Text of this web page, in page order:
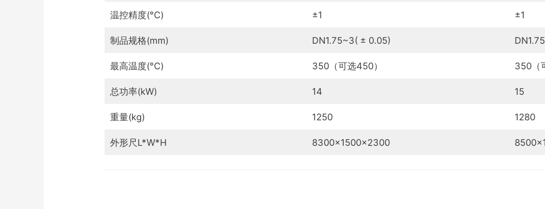
温控精度(°C) ±1 ±1
制品规格(mm) DN1.75~3( ± 0.05)
最高温度(°C) 350（可选450） 350（
总功率(kW) 14 15
重量(kg) 1250 1280
外形尺L*W*H 8300×1500×2300